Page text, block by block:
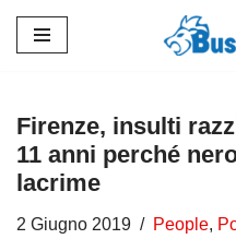
contenuto
Firenze, insulti
11 anni perché
lacrime
2 Giugno 2019 People,